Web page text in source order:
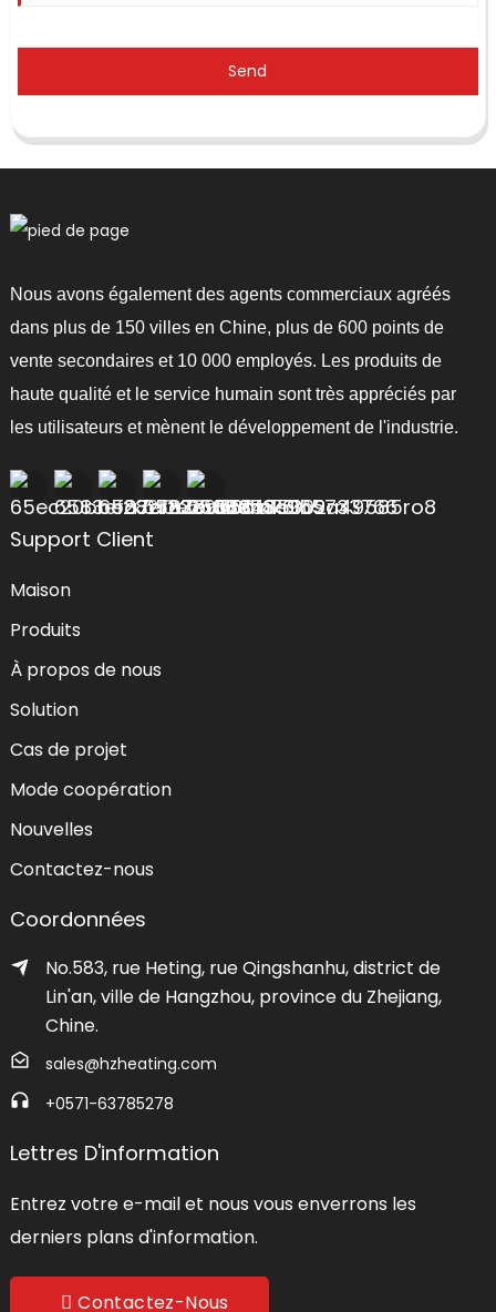
Send
Nous avons également des agents commerciaux agréés
dans plus de 150 villes en Chine, plus de 600 points de
vente secondaires et 10 000 employés. Les produits de
haute qualité et le service humain sont très appréciés par
les utilisateurs et mènent le développement de l'industrie.
Support Client
Maison
Produits
À propos de nous
Solution
Cas de projet
Mode coopération
Nouvelles
Contactez-nous
Coordonnées
No.583, rue Heting, rue Qingshanhu, district de
Lin'an, ville de Hangzhou, province du Zhejiang,
Chine.
sales@hzheating.com
+0571-63785278
Lettres D'information
Entrez votre e-mail et nous vous enverrons les
derniers plans d'information.
Contactez-Nous